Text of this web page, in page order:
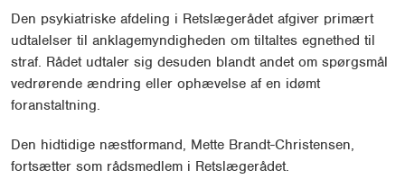
Den psykiatriske afdeling i Retslægerådet afgiver primært
udtalelser til anklagemyndigheden om tiltaltes egnethed til
straf. Rådet udtaler sig desuden blandt andet om spørgsmål
vedrørende ændring eller ophævelse af en idømt
foranstaltning.
Den hidtidige næstformand, Mette Brandt-Christensen,
fortsætter som rådsmedlem i Retslægerådet.